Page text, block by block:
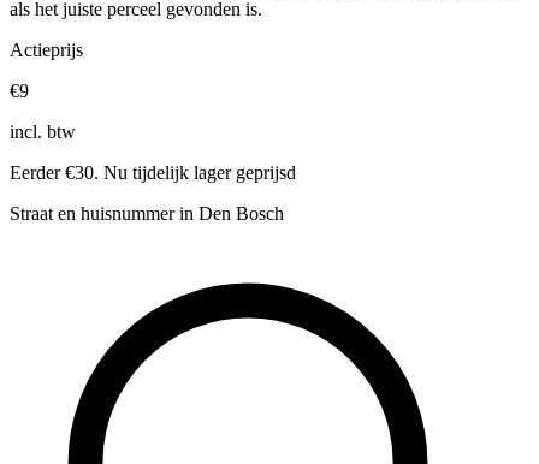
als het juiste perceel gevonden is.
Actieprijs
€9
incl. btw
Eerder €30. Nu tijdelijk lager geprijsd
Straat en huisnummer in Den Bosch